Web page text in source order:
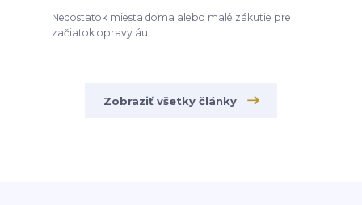
Nedostatok miesta doma alebo malé zákutie pre
začiatok opravy áut.
Zobraziť všetky články